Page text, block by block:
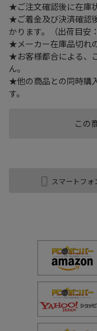
この
★ご注文確認後に在庫
★ご着金及び決済確認
かります。（出荷目安
★メーカー在庫品切れ
★お客様都合による、
ん。
★他の商品との同時購
す。
スマートフォ